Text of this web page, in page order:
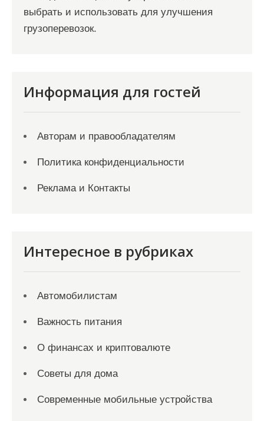
выбрать и использовать для улучшения
грузоперевозок.
Информация для гостей
Авторам и правообладателям
Политика конфиденциальности
Реклама и Контакты
Интересное в рубриках
Автомобилистам
Важность питания
О финансах и криптовалюте
Советы для дома
Современные мобильные устройства